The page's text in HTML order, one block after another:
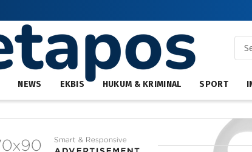
NEWS EKBIS HUKUM & KRIMINAL SPORT